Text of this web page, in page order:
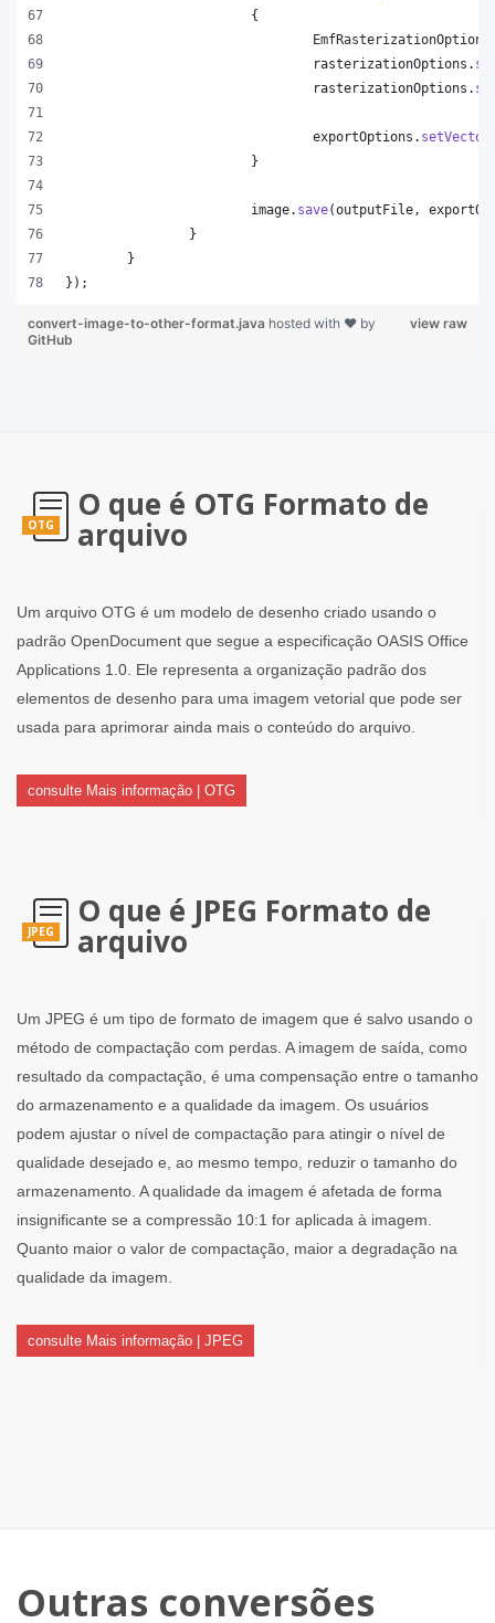
			{
EmfRasterizationOptions
rasterizationOptions .
rasterizationOptions .
exportOptions .
			}
image. save(outputFile ,
		}
	}
});
view raw
convert-image-to-other-format.java hosted with ❤ by
GitHub
OTG
O que é OTG Formato de
arquivo
Um arquivo OTG é um modelo de desenho criado usando o
padrão OpenDocument que segue a especificação OASIS Office
Applications 1.0. Ele representa a organização padrão dos
elementos de desenho para uma imagem vetorial que pode ser
usada para aprimorar ainda mais o conteúdo do arquivo.
consulte Mais informação | OTG
JPEG
O que é JPEG Formato de
arquivo
Um JPEG é um tipo de formato de imagem que é salvo usando o
método de compactação com perdas. A imagem de saída, como
resultado da compactação, é uma compensação entre o tamanho
do armazenamento e a qualidade da imagem. Os usuários
podem ajustar o nível de compactação para atingir o nível de
qualidade desejado e, ao mesmo tempo, reduzir o tamanho do
armazenamento. A qualidade da imagem é afetada de forma
insignificante se a compressão 10:1 for aplicada à imagem.
Quanto maior o valor de compactação, maior a degradação na
qualidade da imagem.
consulte Mais informação | JPEG
Outras conversões